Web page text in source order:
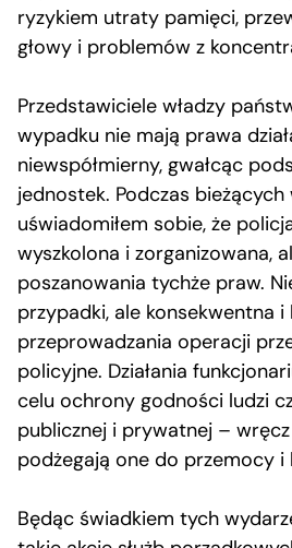
ryzykiem utraty pamięci,
głowy i problemów z
Przedstawiciele władzy
wypadku nie mają prawa
niewspółmierny, gwałcąc
jednostek. Podczas bieżących
uświadomiłem sobie, że
wyszkolona i zorganizowana,
poszanowania tychże praw.
przypadki, ale konsekwentna
przeprowadzania operacji
policyjne. Działania
celu ochrony godności ludzi
publicznej i prywatnej –
podżegają one do przemocy i
Będąc świadkiem tych